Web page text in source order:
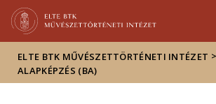
sajtóban
ELTE BTK MŰVÉSZETTÖRTÉNETI INTÉZET >
ALAPKÉPZÉS (BA)